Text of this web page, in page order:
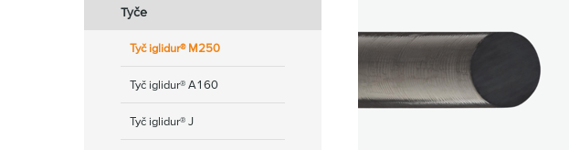
Tyče
Tyč iglidur® M250
Tyč iglidur® A160
Tyč iglidur® J